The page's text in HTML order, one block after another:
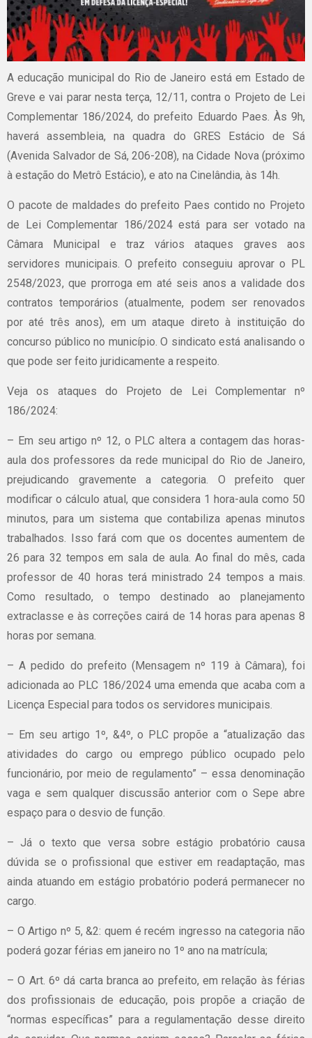
A educação municipal do Rio de Janeiro está em Estado de
Greve e vai parar nesta terça, 12/11, contra o Projeto de Lei
Complementar 186/2024, do prefeito Eduardo Paes. Às 9h,
haverá assembleia, na quadra do GRES Estácio de Sá
(Avenida Salvador de Sá, 206-208), na Cidade Nova (próximo
à estação do Metrô Estácio), e ato na Cinelândia, às 14h.
O pacote de maldades do prefeito Paes contido no Projeto
de Lei Complementar 186/2024 está para ser votado na
Câmara Municipal e traz vários ataques graves aos
servidores municipais. O prefeito conseguiu aprovar o PL
2548/2023, que prorroga em até seis anos a validade dos
contratos temporários (atualmente, podem ser renovados
por até três anos), em um ataque direto à instituição do
concurso público no município. O sindicato está analisando o
que pode ser feito juridicamente a respeito.
Veja os ataques do Projeto de Lei Complementar nº
186/2024:
– Em seu artigo nº 12, o PLC altera a contagem das horas-
aula dos professores da rede municipal do Rio de Janeiro,
prejudicando gravemente a categoria. O prefeito quer
modificar o cálculo atual, que considera 1 hora-aula como 50
minutos, para um sistema que contabiliza apenas minutos
trabalhados. Isso fará com que os docentes aumentem de
26 para 32 tempos em sala de aula. Ao final do mês, cada
professor de 40 horas terá ministrado 24 tempos a mais.
Como resultado, o tempo destinado ao planejamento
extraclasse e às correções cairá de 14 horas para apenas 8
horas por semana.
– A pedido do prefeito (Mensagem nº 119 à Câmara), foi
adicionada ao PLC 186/2024 uma emenda que acaba com a
Licença Especial para todos os servidores municipais.
– Em seu artigo 1º, &4º, o PLC propõe a “atualização das
atividades do cargo ou emprego público ocupado pelo
funcionário, por meio de regulamento” – essa denominação
vaga e sem qualquer discussão anterior com o Sepe abre
espaço para o desvio de função.
– Já o texto que versa sobre estágio probatório causa
dúvida se o profissional que estiver em readaptação, mas
ainda atuando em estágio probatório poderá permanecer no
cargo.
– O Artigo nº 5, &2: quem é recém ingresso na categoria não
poderá gozar férias em janeiro no 1º ano na matrícula;
– O Art. 6º dá carta branca ao prefeito, em relação às férias
dos profissionais de educação, pois propõe a criação de
“normas específicas” para a regulamentação desse direito